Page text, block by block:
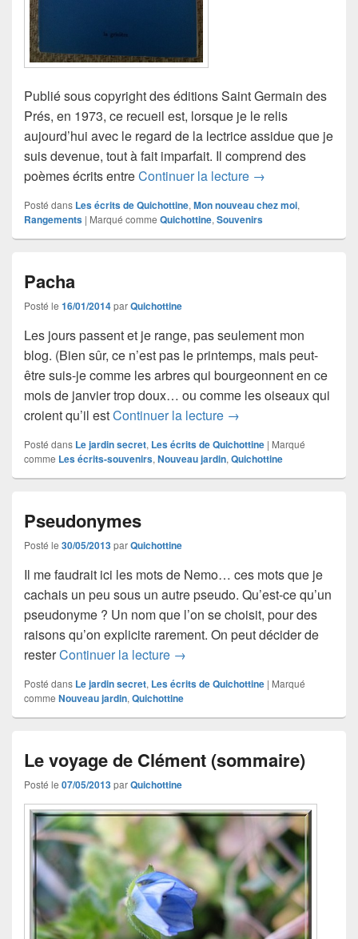
Publié sous copyright des éditions Saint Germain des
Prés, en 1973, ce recueil est, lorsque je le relis
aujourd’hui avec le regard de la lectrice assidue que je
suis devenue, tout à fait imparfait. Il comprend des
poèmes écrits entreContinuer la lecture Chanson pour
→
Posté dans Les écrits de Quichottine, Mon nouveau chez moi,
Rangements | Marqué comme Quichottine, Souvenirs
Pacha
Posté le 16/01/2014parQuichottine
Les jours passent et je range, pas seulement mon
blog. (Bien sûr, ce n’est pas le printemps, mais peut-
être suis-je comme les arbres qui bourgeonnent en ce
mois de janvier trop doux… ou comme les oiseaux qui
croient qu’il estContinuer la lecture Pacha
→
Posté dans Le jardin secret, Les écrits de Quichottine | Marqué
comme Les écrits-souvenirs, Nouveau jardin, Quichottine
Pseudonymes
Posté le 30/05/2013parQuichottine
Il me faudrait ici les mots de Nemo… ces mots que je
cachais un peu sous un autre pseudo. Qu’est-ce qu’un
pseudonyme ? Un nom que l’on se choisit, pour des
raisons qu’on explicite rarement. On peut décider de
resterContinuer la lecture Pseudonymes
→
Posté dans Le jardin secret, Les écrits de Quichottine | Marqué
comme Nouveau jardin, Quichottine
Le voyage de Clément (sommaire)
Posté le 07/05/2013parQuichottine